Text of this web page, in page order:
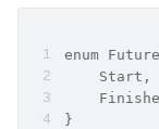
enum
    Start,
}